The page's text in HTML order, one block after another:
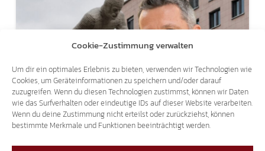
Cookie-Zustimmung verwalten
Um dir ein optimales Erlebnis zu bieten, verwenden wir Technologien wie
Cookies, um Geräteinformationen zu speichern und/oder darauf
zuzugreifen. Wenn du diesen Technologien zustimmst, können wir Daten
wie das Surfverhalten oder eindeutige IDs auf dieser Website verarbeiten.
Wenn du deine Zustimmung nicht erteilst oder zurückziehst, können
bestimmte Merkmale und Funktionen beeinträchtigt werden.
SÜD-TIROLER FREIHEIT BOZEN
LAURIN-BRUNNEN MUSS BLEIBEN:
MAGNAGO HAT SEINEN PLATZ BEREITS!